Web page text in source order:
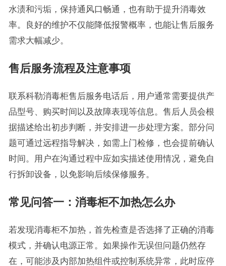
水渍和污垢，保持通风口畅通，也有助于提升消毒效
率。良好的维护不仅能降低报警概率，也能让售后服务
需求大幅减少。
售后服务流程及注意事项
联系科勒消毒柜售后服务电话后，用户通常需要提供产
品型号、购买时间以及故障表现等信息。售后人员会根
据描述给出初步判断，并安排进一步处理方案。部分问
题可通过远程指导解决，如需上门检修，也会提前确认
时间。用户在沟通过程中应如实描述使用情况，避免自
行拆卸设备，以免影响后续保修服务。
常见问答一：消毒柜不加热怎么办
若发现消毒柜不加热，首先检查是否选择了正确的消毒
模式，并确认电源正常。如果操作无误但问题仍然存
在，可能涉及内部加热组件或控制系统异常，此时应停